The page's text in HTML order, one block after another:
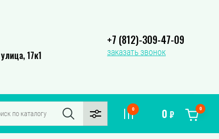
0 0 ₽
0
17к1
+7 (812)-309-47-09
заказать звонок